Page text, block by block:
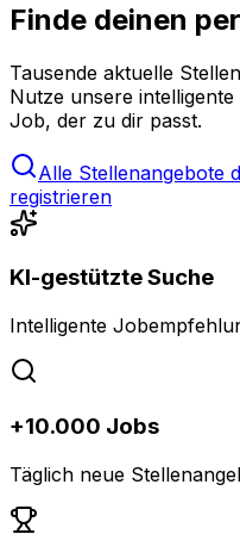
Finde deinen
Tausende aktuelle
Nutze unsere
Job, der zu dir passt.
Alle Stellenangebote
registrieren
KI-gestützte Suche
Intelligente
+10.000 Jobs
Täglich neue